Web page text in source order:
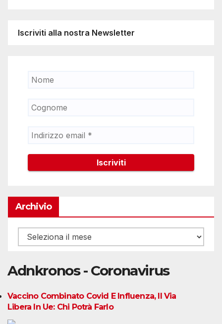
Iscriviti alla nostra Newsletter
Archivio
Archivio
Adnkronos - Coronavirus
Vaccino Combinato Covid E Influenza, Il Via
Libera In Ue: Chi Potrà Farlo